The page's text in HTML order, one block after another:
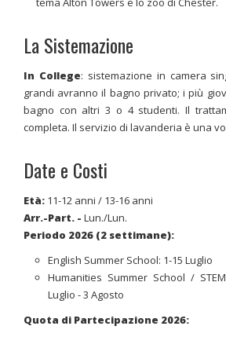
La Sistemazione
In College: sistemazione in camera
grandi avranno il bagno privato; i più
bagno con altri 3 o 4 studenti. Il
completa. Il servizio di lavanderia è una
Date e Costi
Età: 11-12 anni / 13-16 anni
Arr.-Part. - Lun./Lun.
Periodo 2026 (2 settimane):
English Summer School: 1-15 Luglio
Humanities Summer School /
Luglio - 3 Agosto
Quota di Partecipazione 2026: